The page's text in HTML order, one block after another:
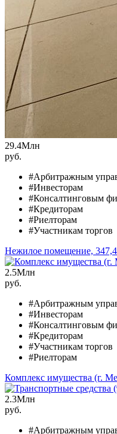
29.4Млн
руб.
#Арбитражным
#Инвесторам
#Консалтинговым
#Кредиторам
#Риелторам
#Участникам торгов
Нежилое помещение,
2.5Млн
руб.
#Арбитражным
#Инвесторам
#Консалтинговым
#Кредиторам
#Участникам торгов
#Риелторам
Комплекс имущества (г.
2.3Млн
руб.
#Арбитражным